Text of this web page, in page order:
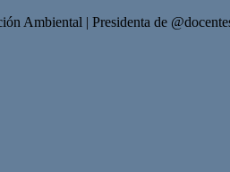
Ambiental | Presidenta de